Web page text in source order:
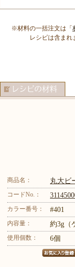
※材料の一括注文は「
レシピは含まれ
商品名： 丸大ビ
コードNo.：
カラー番号： #401
内容量： 約3g（
使用個数： 6個